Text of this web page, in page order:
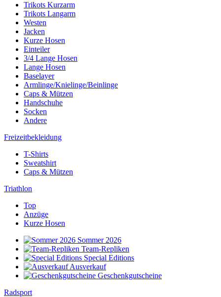
Trikots Kurzarm
Trikots Langarm
Westen
Jacken
Kurze Hosen
Einteiler
3/4 Lange Hosen
Lange Hosen
Baselayer
Armlinge/Knielinge/Beinlinge
Caps & Mützen
Handschuhe
Socken
Andere
Freizeitbekleidung
T-Shirts
Sweatshirt
Caps & Mützen
Triathlon
Top
Anzüge
Kurze Hosen
Sommer 2026
Team-Repliken
Special Editions
Ausverkauf
Geschenkgutscheine
Radsport